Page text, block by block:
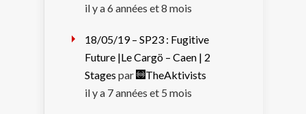
il y a 6 années et 8 mois
18/05/19 – SP23 : Fugitive
Future |Le Cargö – Caen | 2
Stages par
TheAktivists
il y a 7 années et 5 mois